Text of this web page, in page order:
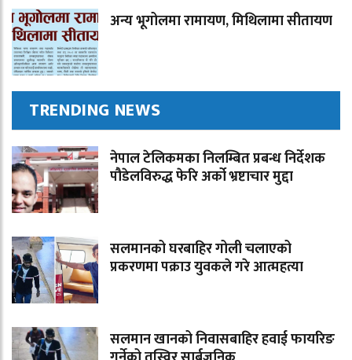
अन्य भूगोलमा रामायण, मिथिलामा सीतायण
TRENDING NEWS
नेपाल टेलिकमका निलम्बित प्रबन्ध निर्देशक
पौडेलविरुद्ध फेरि अर्को भ्रष्टाचार मुद्दा
सलमानको घरबाहिर गोली चलाएको
प्रकरणमा पक्राउ युवकले गरे आत्महत्या
सलमान खानको निवासबाहिर हवाई फायरिङ